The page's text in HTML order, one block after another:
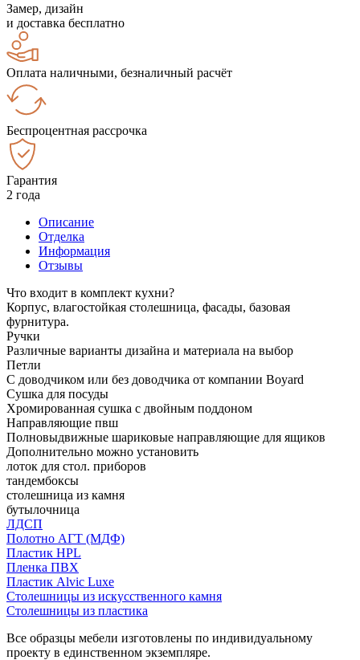
Замер, дизайн
и доставка бесплатно
Оплата наличными, безналичный расчёт
Беспроцентная рассрочка
Гарантия
2 года
Описание
Отделка
Информация
Отзывы
Что входит в комплект кухни?
Корпус, влагостойкая столешница, фасады, базовая
фурнитура.
Ручки
Различные варианты дизайна и материала на выбор
Петли
С доводчиком или без доводчика от компании Boyard
Сушка для посуды
Хромированная сушка с двойным поддоном
Направляющие пвш
Полновыдвижные шариковые направляющие для ящиков
Дополнительно можно установить
лоток для стол. приборов
тандембоксы
столешница из камня
бутылочница
ЛДСП
Полотно АГТ (МДФ)
Пластик HPL
Пленка ПВХ
Пластик Alvic Luxe
Столешницы из искусственного камня
Столешницы из пластика
Все образцы мебели изготовлены по индивидуальному
проекту в единственном экземпляре.